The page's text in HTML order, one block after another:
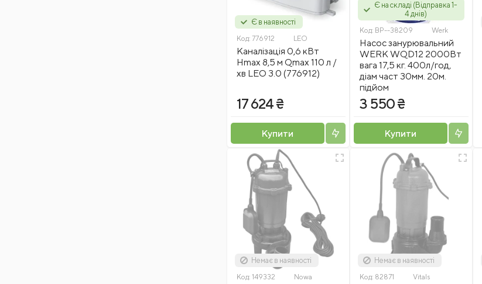
Є в наявності
Код: 776912 LEO
Каналізація 0,6 кВт
Hmax 8,5 м Qmax 110 л /
хв LEO 3.0 (776912)
17 624 ₴
Купити
Є на складі (Відправка 1-
4 днів)
Код: BP--38209 Werk
Насос занурювальний
WERK WQD12 2000Вт
вага 17,5 кг. 400л/год,
діам част 30мм. 20м.
підйом
3 550 ₴
Купити
Немає в наявності
Код: 149332 Nowa
Немає в наявності
Код: 82871 Vitals